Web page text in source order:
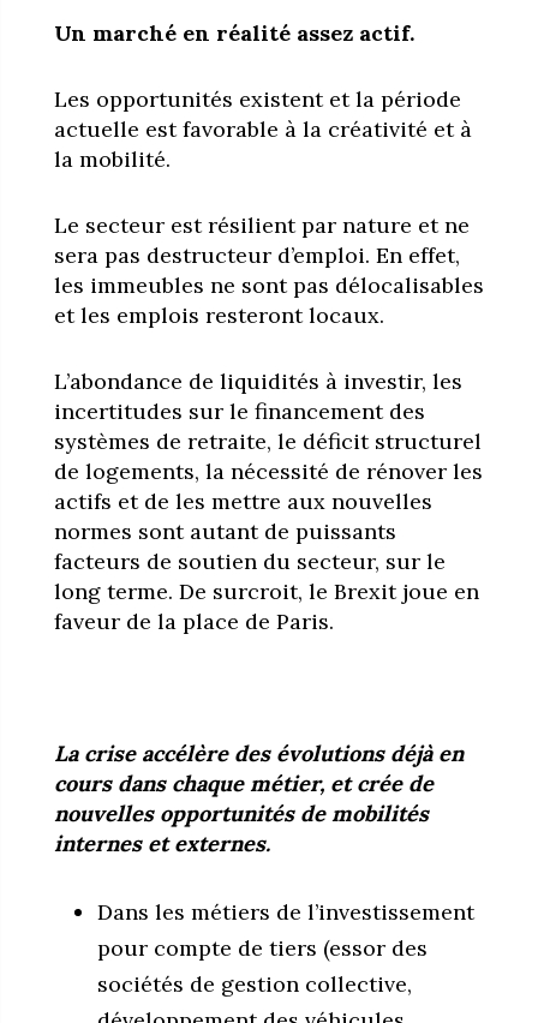
Un marché en réalité assez actif.
Les opportunités existent et la période
actuelle est favorable à la créativité et à
la mobilité.
Le secteur est résilient par nature et ne
sera pas destructeur d’emploi. En effet,
les immeubles ne sont pas délocalisables
et les emplois resteront locaux.
L’abondance de liquidités à investir, les
incertitudes sur le financement des
systèmes de retraite, le déficit structurel
de logements, la nécessité de rénover les
actifs et de les mettre aux nouvelles
normes sont autant de puissants
facteurs de soutien du secteur, sur le
long terme. De surcroit, le Brexit joue en
faveur de la place de Paris.
La crise accélère des évolutions déjà en
cours dans chaque métier, et crée de
nouvelles opportunités de mobilités
internes et externes.
Dans les métiers de l’investissement
pour compte de tiers (essor des
sociétés de gestion collective,